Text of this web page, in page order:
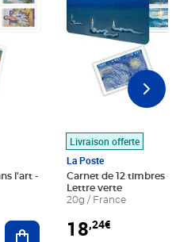
l'art -
Ajouter au panier
Livraison offerte
La Poste
Carnet de 12 timbres - Le
Lettre verte
20g / France
18,24€